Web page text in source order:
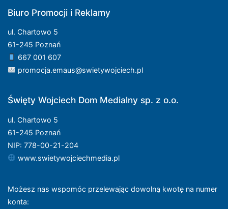
Biuro Promocji i Reklamy
ul. Chartowo 5
61-245 Poznań
667 001 607
promocja.emaus@swietywojciech.pl
Święty Wojciech Dom Medialny sp. z o.o.
ul. Chartowo 5
61-245 Poznań
NIP: 778-00-21-204
www.swietywojciechmedia.pl
Możesz nas wspomóc przelewając dowolną kwotę na numer
konta: